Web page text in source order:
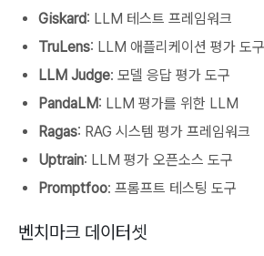
Giskard: LLM 테스트 프레임워크
TruLens: LLM 애플리케이션 평가 도구
LLM Judge: 모델 응답 평가 도구
PandaLM: LLM 평가를 위한 LLM
Ragas: RAG 시스템 평가 프레임워크
Uptrain: LLM 평가 오픈소스 도구
Promptfoo: 프롬프트 테스팅 도구
벤치마크 데이터셋